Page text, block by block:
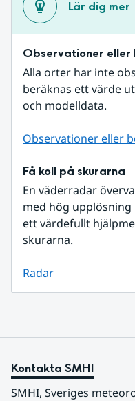
Lär dig mer
Observationer
Alla orter har inte
beräknas ett värde
och modelldata.
Observationer eller
Få koll på skurarna
En väderradar
med hög
ett värdefullt
skurarna.
Radar
Kontakta SMHI
SMHI, Sveriges